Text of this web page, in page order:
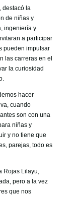
destacó la
de niñas y
ingeniería y
a participar
pueden impulsar
las carreras en el
la curiosidad
hacer
cuando
son con una
niñas y
y no tiene que
parejas, todo es
Rojas Lilayu,
pero a la vez
que nos